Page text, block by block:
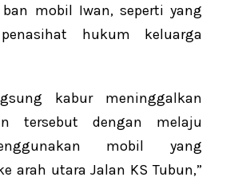
mobil Iwan, seperti yang
hukum keluarga
kabur meninggalkan
tersebut dengan melaju
mobil yang
arah utara Jalan KS Tubun,”